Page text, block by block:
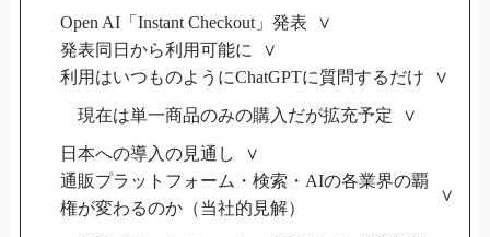
Open AI「Instant Checkout」発表
発表同日から利用可能に
利用はいつものようにChatGPTに質問するだけ
現在は単一商品のみの購入だが拡充予定
日本への導入の見通し
通販プラットフォーム・検索・AIの各業界の覇
権が変わるのか（当社的見解）